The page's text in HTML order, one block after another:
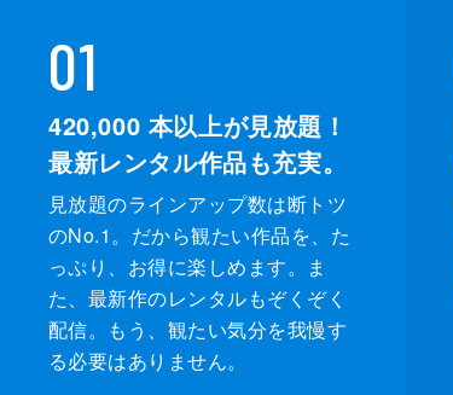
01
420,000 本以上が見放題！
最新レンタル作品も充実。
見放題のラインアップ数は断トツ
のNo.1。だから観たい作品を、た
っぷり、お得に楽しめます。ま
た、最新作のレンタルもぞくぞく
配信。もう、観たい気分を我慢す
る必要はありません。